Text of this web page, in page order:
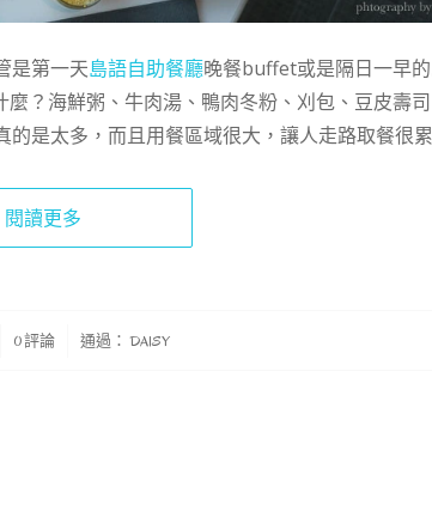
是第一天島語自助餐廳晚餐buffet或是隔日一早
？海鮮粥、牛肉湯、鴨肉冬粉、刈包、豆皮壽司
是太多，而且用餐區域很大，讓人走路取餐很
閱讀更多
0 評論 通過： DAISY